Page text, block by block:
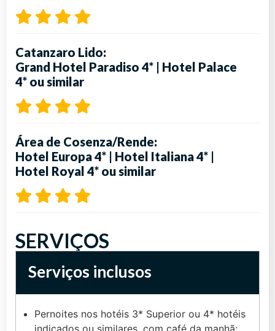
Catanzaro Lido:
Grand Hotel Paradiso 4* | Hotel Palace
4* ou similar
Área de Cosenza/Rende:
Hotel Europa 4* | Hotel Italiana 4* |
Hotel Royal 4* ou similar
SERVIÇOS
Serviços inclusos
Pernoites nos hotéis 3* Superior ou 4* hotéis
indicados ou similares, com café da manhã;